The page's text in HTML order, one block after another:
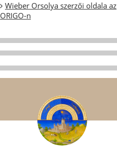
Wieber Orsolya szerzői oldala az
ORIGO-n